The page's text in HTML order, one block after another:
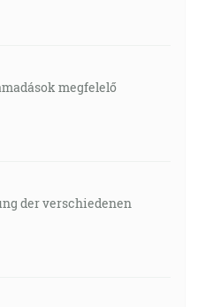
megfelelő
der verschiedenen